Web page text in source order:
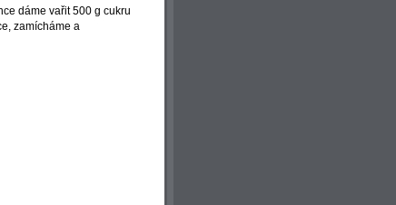
dáme vařit 500 g cukru
zamícháme a